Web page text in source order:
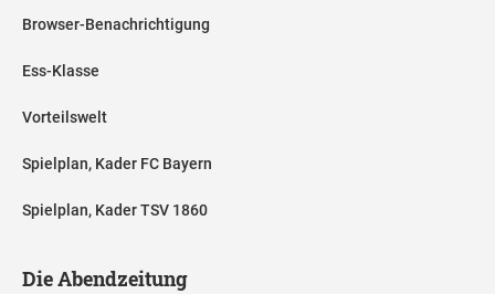
Browser-Benachrichtigung
Ess-Klasse
Vorteilswelt
Spielplan, Kader FC Bayern
Spielplan, Kader TSV 1860
Die Abendzeitung